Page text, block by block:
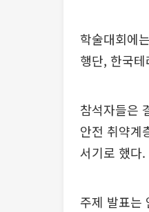
학술대회에
행단, 한국
참석자들은
안전 취약계
서기로 했다.
주제 발표는